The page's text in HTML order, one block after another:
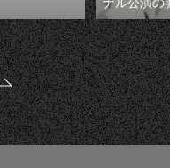
ナル公演の